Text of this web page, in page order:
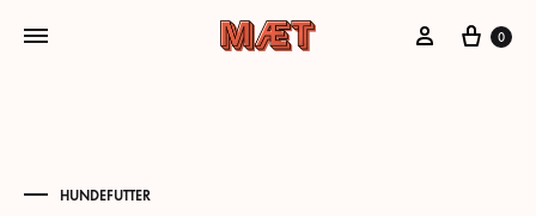
Mein Konto
Cart
0
HUNDEFUTTER